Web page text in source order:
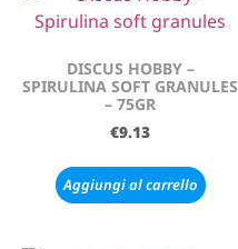
DISCUS HOBBY –
SPIRULINA SOFT GRANULES
– 75GR
€9.13
Aggiungi al carrello